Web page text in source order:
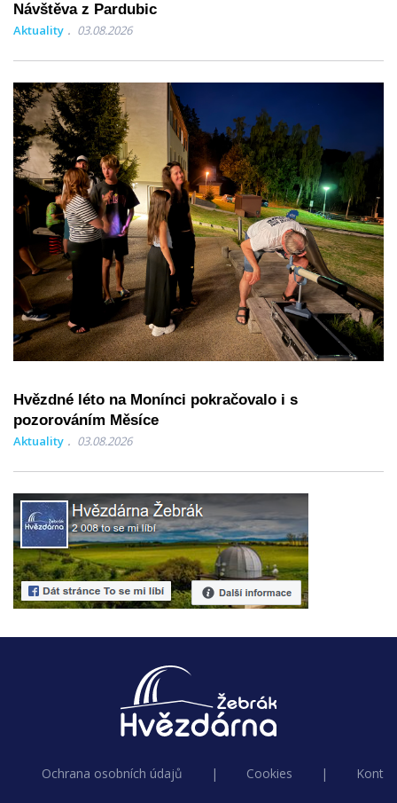
Návštěva z Pardubic
Aktuality 03.08.2026
Hvězdné léto na Monínci pokračovalo i s
pozorováním Měsíce
Aktuality 03.08.2026
Ochrana osobních údajů | Cookies |